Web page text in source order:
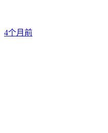
4个月前